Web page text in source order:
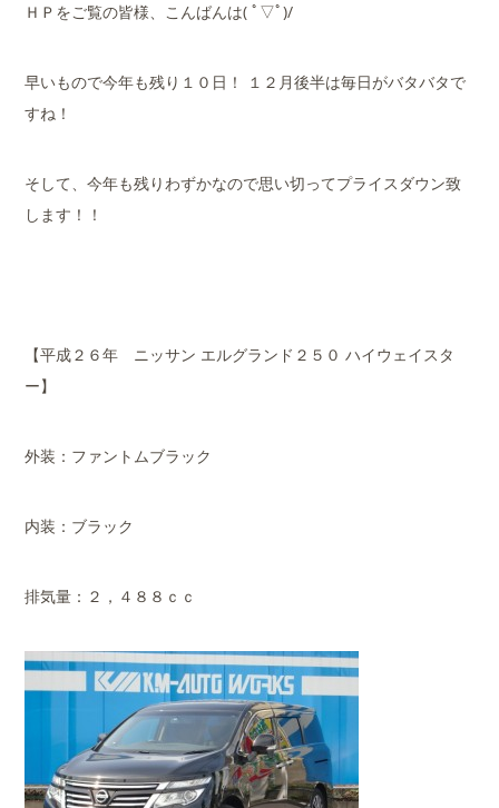
会社概要
ＨＰをご覧の皆様、こんばんは( ﾟ▽ﾟ)/
早いもので今年も残り１０日！ １２月後半は毎日がバタバタで
すね！
そして、今年も残りわずかなので思い切ってプライスダウン致
します！！
【平成２６年 ニッサン エルグランド２５０ ハイウェイスタ
ー】
外装：ファントムブラック
内装：ブラック
排気量：２，４８８ｃｃ